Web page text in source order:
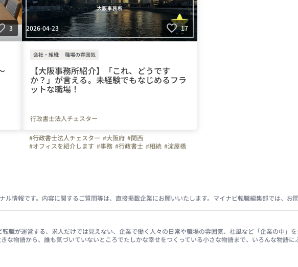
3 2026-04-23 17
会社・組織 職場の雰囲気
【大阪事務所紹介】「これ、どうです
か？」が言える。未経験でもなじめるフラ
ットな職場！
行政書士法人チェスター
#行政書士法人チェスター #大阪府 #関西
#オフィスを紹介します #事務 #行政書士 #相続 #淀屋橋
情報です。内容に関するご質問等は、直接掲載企業にお願いいたします。マイナビ転職編集部では、お
職が運営する、求人だけでは見えない、企業で働く人々の日常や職場の雰囲気、社風など「企業の中」
な物語から、誰も気づいていないところでたしかな幸せをつくっている小さな物語まで、いろんな物語に